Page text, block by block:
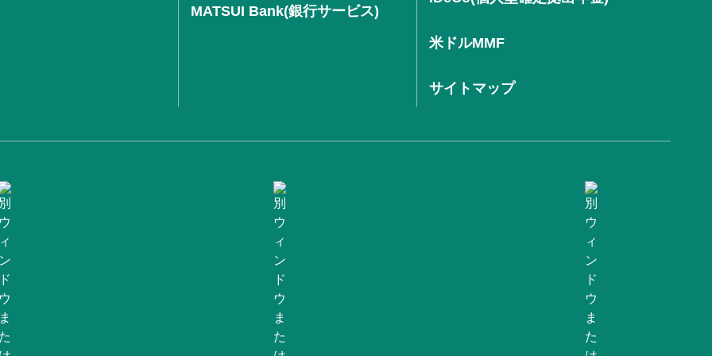
MATSUI Bank(銀行サービス)
米ドルMMF
サイトマップ